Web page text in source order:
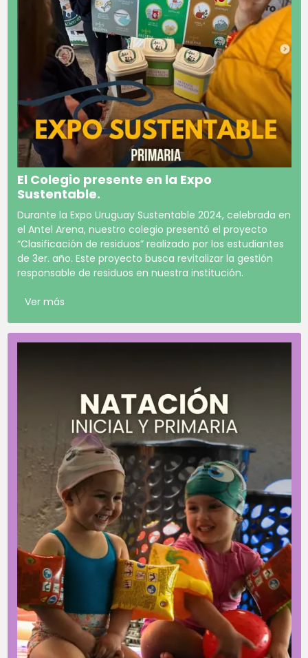
El Colegio presente en la Expo
Sustentable.
Durante la Expo Uruguay Sustentable 2024, celebrada en
el Antel Arena, nuestro colegio presentó el proyecto
“Clasificación de residuos” realizado por los estudiantes
de 3er. año. Este proyecto busca revitalizar la gestión
responsable de residuos en nuestra institución.
Ver más